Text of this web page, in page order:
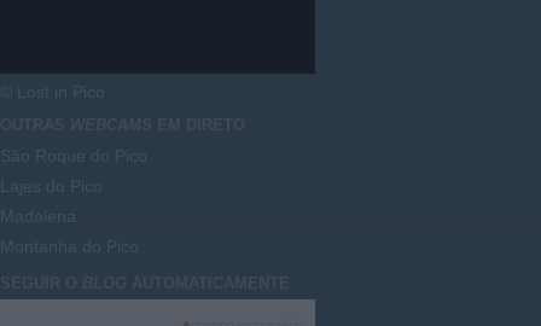
© Lost in Pico
OUTRAS WEBCAMS EM DIRETO
São Roque do Pico
Lajes do Pico
Madalena
Montanha do Pico
SEGUIR O BLOG AUTOMATICAMENTE